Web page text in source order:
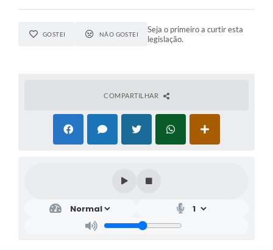
GOSTEI NÃO GOSTEI
Seja o primeiro a curtir esta
legislação.
COMPARTILHAR